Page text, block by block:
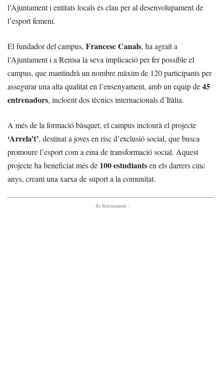
l’Ajuntament i entitats locals és clau per al desenvolupament de
l’esport femení.
El fundador del campus, Francesc Canals, ha agraït a
l’Ajuntament i a Remsa la seva implicació per fer possible el
campus, que mantindrà un nombre màxim de 120 participants per
assegurar una alta qualitat en l’ensenyament, amb un equip de45
entrenadors, incloent dos tècnics internacionals d’Itàlia.
A més de la formació bàsquet, el campus inclourà el projecte
‘Arrela’t’, destinat a joves en risc d’exclusió social, que busca
promoure l’esport com a eina de transformació social. Aquest
projecte ha beneficiat més de 100 estudiantsen els darrers cinc
anys, creant una xarxa de suport a la comunitat.
- Et Recomanem -